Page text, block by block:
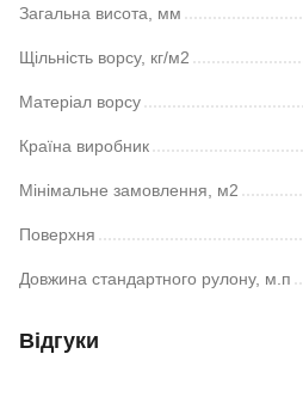
Загальна висота, мм
Щільність ворсу, кг/м2
Матеріал ворсу
Країна виробник
Мінімальне замовлення, м2
Поверхня
Довжина стандартного рулону, м.п
Відгуки